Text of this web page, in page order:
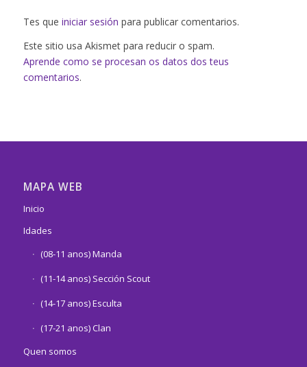
Tes que iniciar sesión para publicar comentarios.
Este sitio usa Akismet para reducir o spam.
Aprende como se procesan os datos dos teus
comentarios.
MAPA WEB
Inicio
Idades
(08-11 anos) Manda
(11-14 anos) Sección Scout
(14-17 anos) Esculta
(17-21 anos) Clan
Quen somos